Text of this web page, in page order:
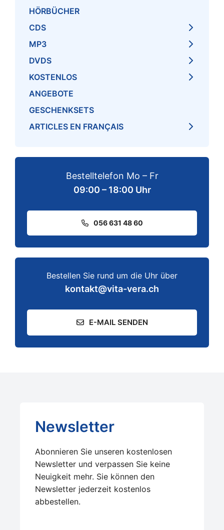
HÖRBÜCHER
CDS
MP3
DVDS
KOSTENLOS
ANGEBOTE
GESCHENKSETS
ARTICLES EN FRANÇAIS
Bestelltelefon Mo – Fr
09:00 – 18:00 Uhr
056 631 48 60
Bestellen Sie rund um die Uhr über
kontakt@vita-vera.ch
E-MAIL SENDEN
Newsletter
Abonnieren Sie unseren kostenlosen
Newsletter und verpassen Sie keine
Neuigkeit mehr. Sie können den
Newsletter jederzeit kostenlos
abbestellen.